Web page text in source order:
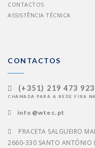
CONTACTOS
ASSISTÊNCIA TÉCNICA
CONTACTOS
(+351) 219 473 923
CHAMADA PARA A REDE FIXA
info@wtec.pt
PRACETA SALGUEIRO
2660-330 SANTO ANTÓNIO